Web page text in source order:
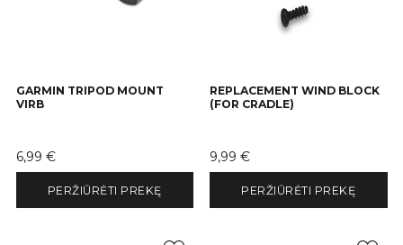
GARMIN TRIPOD MOUNT
VIRB
Kaina
6,99 €
PERŽIŪRĖTI PREKĘ
REPLACEMENT WIND BLOCK
(FOR CRADLE)
Kaina
9,99 €
PERŽIŪRĖTI PREKĘ